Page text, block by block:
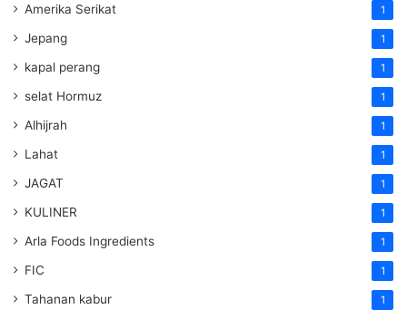
Amerika Serikat 1
Jepang 1
kapal perang 1
selat Hormuz 1
Alhijrah 1
Lahat 1
JAGAT 1
KULINER 1
Arla Foods Ingredients 1
FIC 1
Tahanan kabur 1